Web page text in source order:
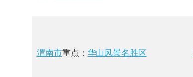
渭南市重点： 华山风景名胜区